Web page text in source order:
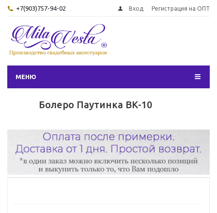
+7(903)757-94-02 Вход Регистрация на ОПТ
МЕНЮ
Болеро Паутинка ВК-10